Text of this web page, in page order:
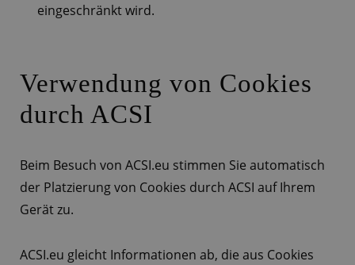
eingeschränkt wird.
Verwendung von Cookies
durch ACSI
Beim Besuch von ACSI.eu stimmen Sie automatisch
der Platzierung von Cookies durch ACSI auf Ihrem
Gerät zu.
ACSI.eu gleicht Informationen ab, die aus Cookies